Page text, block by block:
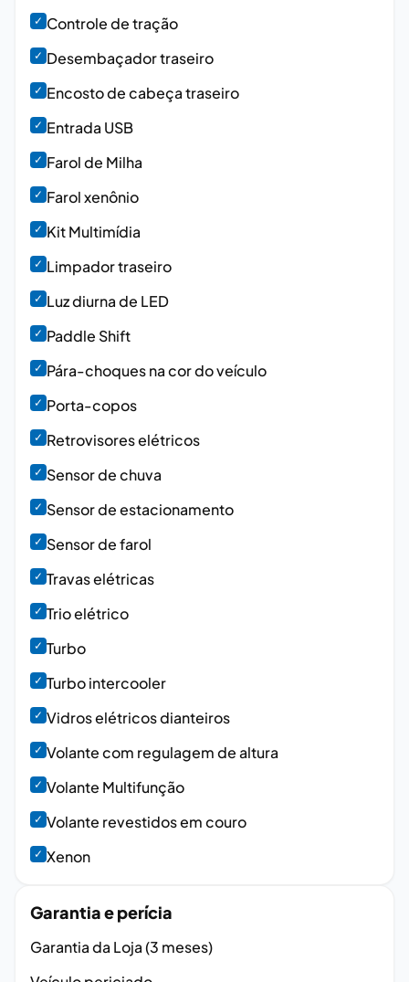
✓ Controle de tração
✓ Desembaçador traseiro
✓ Encosto de cabeça traseiro
✓ Entrada USB
✓ Farol de Milha
✓ Farol xenônio
✓ Kit Multimídia
✓ Limpador traseiro
✓ Luz diurna de LED
✓ Paddle Shift
✓ Pára-choques na cor do veículo
✓ Porta-copos
✓ Retrovisores elétricos
✓ Sensor de chuva
✓ Sensor de estacionamento
✓ Sensor de farol
✓ Travas elétricas
✓ Trio elétrico
✓ Turbo
✓ Turbo intercooler
✓ Vidros elétricos dianteiros
✓ Volante com regulagem de altura
✓ Volante Multifunção
✓ Volante revestidos em couro
✓ Xenon
Garantia e perícia
Garantia da Loja (3 meses)